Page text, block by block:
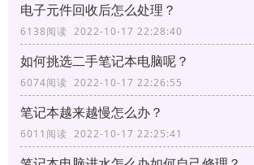
电子元件回收后怎么处理？
6138阅读 2022-10-17 22:28:40
如何挑选二手笔记本电脑呢？
6074阅读 2022-10-17 22:26:55
笔记本越来越慢怎么办？
6011阅读 2022-10-17 22:25:41